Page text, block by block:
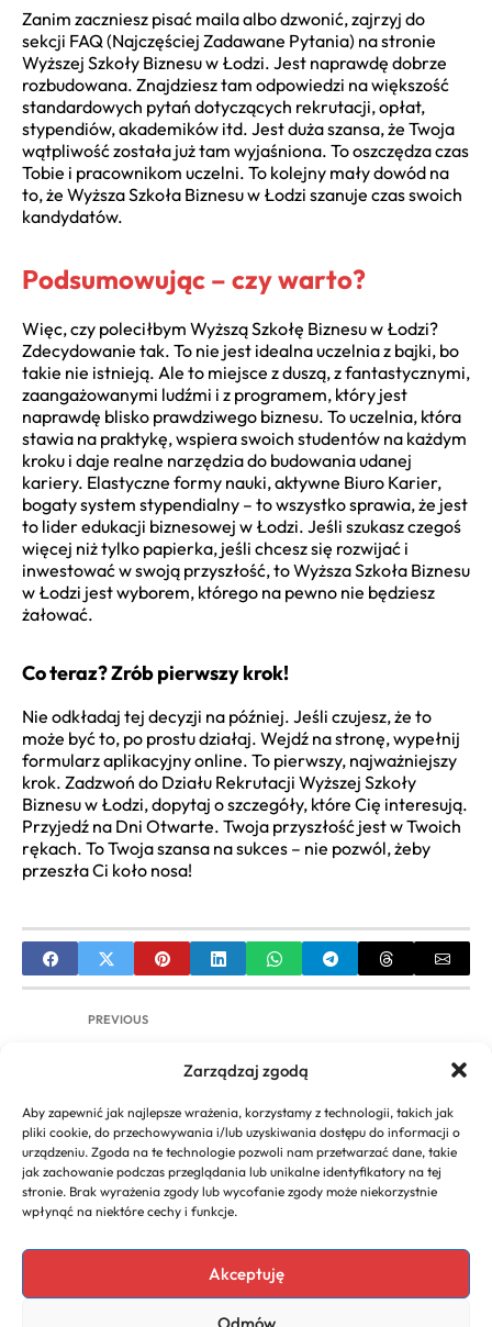
Zarządzaj zgodą
Aby zapewnić jak najlepsze wrażenia, korzystamy z technologii, takich jak
pliki cookie, do przechowywania i/lub uzyskiwania dostępu do informacji o
urządzeniu. Zgoda na te technologie pozwoli nam przetwarzać dane, takie
jak zachowanie podczas przeglądania lub unikalne identyfikatory na tej
stronie. Brak wyrażenia zgody lub wycofanie zgody może niekorzystnie
wpłynąć na niektóre cechy i funkcje.
Akceptuję
Odmów
Zanim zaczniesz pisać maila albo dzwonić, zajrzyj do
sekcji FAQ (Najczęściej Zadawane Pytania) na stronie
Wyższej Szkoły Biznesu w Łodzi. Jest naprawdę dobrze
rozbudowana. Znajdziesz tam odpowiedzi na większość
standardowych pytań dotyczących rekrutacji, opłat,
stypendiów, akademików itd. Jest duża szansa, że Twoja
wątpliwość została już tam wyjaśniona. To oszczędza czas
Tobie i pracownikom uczelni. To kolejny mały dowód na
to, że Wyższa Szkoła Biznesu w Łodzi szanuje czas swoich
kandydatów.
Podsumowując – czy warto?
Więc, czy poleciłbym Wyższą Szkołę Biznesu w Łodzi?
Zdecydowanie tak. To nie jest idealna uczelnia z bajki, bo
takie nie istnieją. Ale to miejsce z duszą, z fantastycznymi,
zaangażowanymi ludźmi i z programem, który jest
naprawdę blisko prawdziwego biznesu. To uczelnia, która
stawia na praktykę, wspiera swoich studentów na każdym
kroku i daje realne narzędzia do budowania udanej
kariery. Elastyczne formy nauki, aktywne Biuro Karier,
bogaty system stypendialny – to wszystko sprawia, że jest
to lider edukacji biznesowej w Łodzi. Jeśli szukasz czegoś
więcej niż tylko papierka, jeśli chcesz się rozwijać i
inwestować w swoją przyszłość, to Wyższa Szkoła Biznesu
w Łodzi jest wyborem, którego na pewno nie będziesz
żałować.
Co teraz? Zrób pierwszy krok!
Nie odkładaj tej decyzji na później. Jeśli czujesz, że to
może być to, po prostu działaj. Wejdź na stronę, wypełnij
formularz aplikacyjny online. To pierwszy, najważniejszy
krok. Zadzwoń do Działu Rekrutacji Wyższej Szkoły
Biznesu w Łodzi, dopytaj o szczegóły, które Cię interesują.
Przyjedź na Dni Otwarte. Twoja przyszłość jest w Twoich
rękach. To Twoja szansa na sukces – nie pozwól, żeby
przeszła Ci koło nosa!
PREVIOUS
Zawierać Skuteczny Dokument – Wzór Krok po
NEXT
Edukacja Zawodowa i Biznesowa Gorzów: Kursy,
Szkolenia, Rozwój
Copyright 2026. All rights